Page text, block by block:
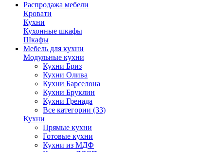
Распродажа мебели
Кровати
Кухни
Кухонные шкафы
Шкафы
Мебель для кухни
Модульные кухни
Кухни Бриз
Кухни Олива
Кухни Барселона
Кухни Бруклин
Кухни Гренада
Все категории (33)
Кухни
Прямые кухни
Готовые кухни
Кухни из МДФ